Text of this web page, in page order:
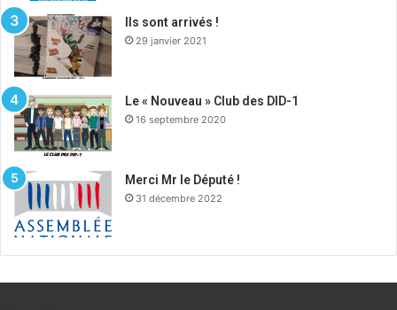
Ils sont arrivés !
29 janvier 2021
Le « Nouveau » Club des DID-1
16 septembre 2020
Merci Mr le Député !
31 décembre 2022